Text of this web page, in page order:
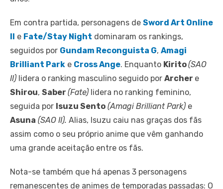
Em contra partida, personagens de Sword Art Online
II e Fate/Stay Night dominaram os rankings,
seguidos por Gundam Reconguista G, Amagi
Brilliant Park e Cross Ange. Enquanto Kirito(SAO
II) lidera o ranking masculino seguido por Archer e
Shirou, Saber (Fate) lidera no ranking feminino,
seguida por Isuzu Sento (Amagi Brilliant Park) e
Asuna (SAO II). Alias, Isuzu caiu nas graças dos fãs
assim como o seu próprio anime que vêm ganhando
uma grande aceitação entre os fãs.
Nota-se também que há apenas 3 personagens
remanescentes de animes de temporadas passadas: O